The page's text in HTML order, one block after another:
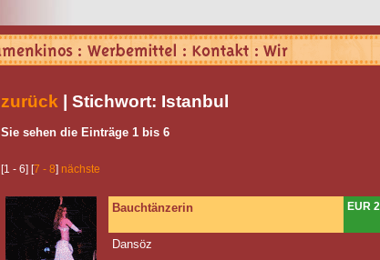
zurück | Stichwort: Istanbul
Sie sehen die Einträge 1 bis 6
[1 - 6] [7 - 8] nächste
Bauchtänzerin EUR
Dansöz